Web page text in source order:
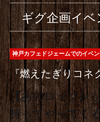
ギグ企画イ
神戸カフェドジェームでのイベン
『燃えたぎりコネ
【あのロックレ
持ってやってく